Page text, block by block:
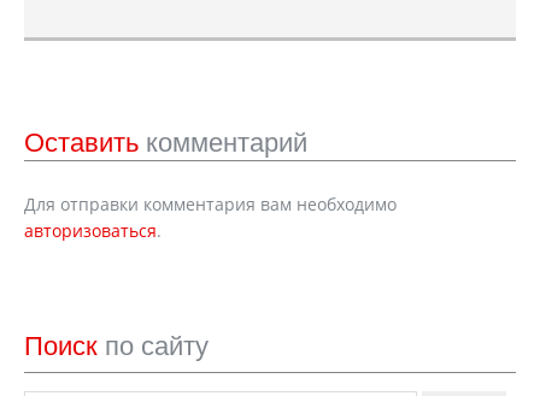
Оставить комментарий
Для отправки комментария вам необходимо
авторизоваться.
Поиск по сайту